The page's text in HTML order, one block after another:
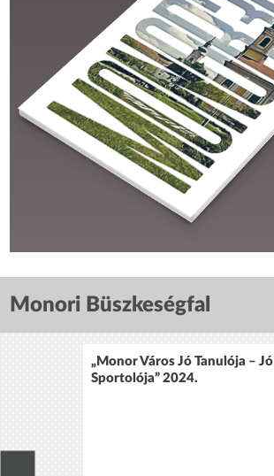
Monori Büszkeségfal
„Monor Város Jó Tanulója – Jó
Sportolója” 2024.